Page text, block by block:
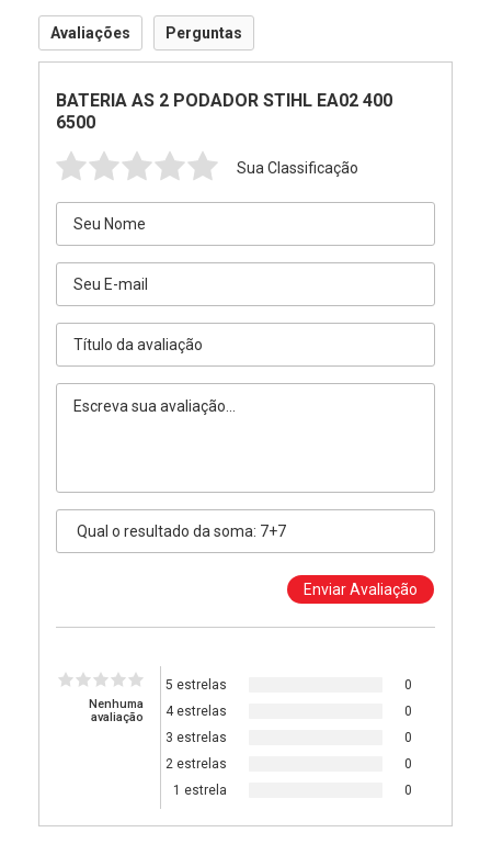
Avaliações Perguntas
BATERIA AS 2 PODADOR STIHL EA02 400
6500
Sua Classificação
Nenhuma
avaliação
5 estrelas
0
4 estrelas
0
3 estrelas
0
2 estrelas
0
1 estrela
0